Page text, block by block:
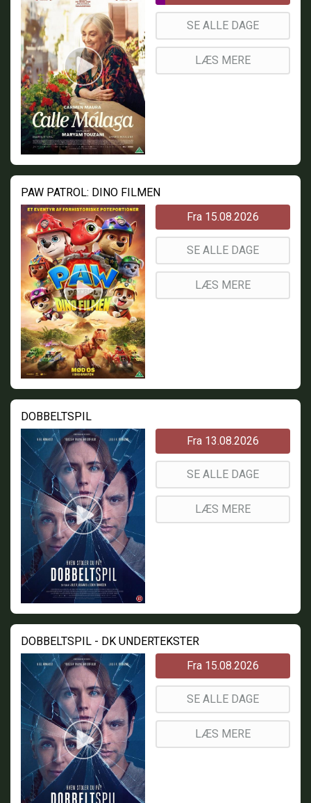
SE ALLE DAGE
LÆS MERE
PAW PATROL: DINO FILMEN
Fra 15.08.2026
SE ALLE DAGE
LÆS MERE
DOBBELTSPIL
Fra 13.08.2026
SE ALLE DAGE
LÆS MERE
DOBBELTSPIL - DK UNDERTEKSTER
Fra 15.08.2026
SE ALLE DAGE
LÆS MERE